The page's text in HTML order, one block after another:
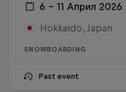
6 – 11 Април 2026
Hokkaido, Japan
SNOWBOARDING
Past event